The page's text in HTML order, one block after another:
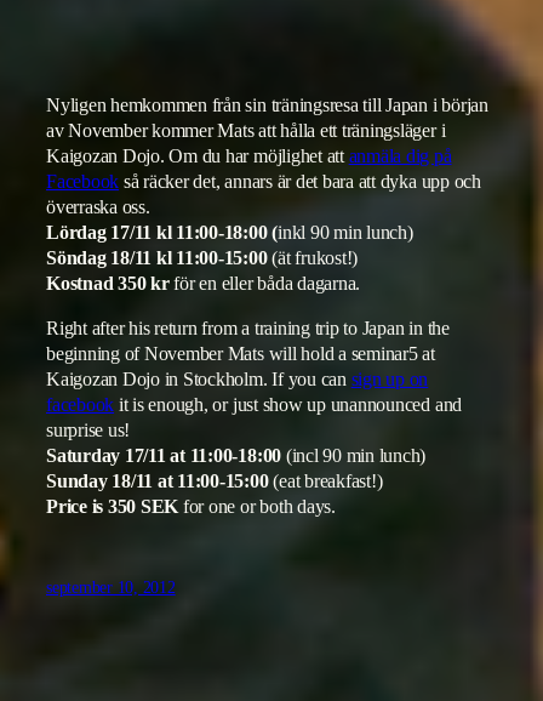
Nyligen hemkommen från sin träningsresa till Japan i början
av November kommer Mats att hålla ett träningsläger i
Kaigozan Dojo. Om du har möjlighet attanmäla dig på
Facebook så räcker det, annars är det bara att dyka upp och
överraska oss.
Lördag 17/11 kl 11:00-18:00 (inkl 90 min lunch)
Söndag 18/11 kl 11:00-15:00(ät frukost!)
Kostnad 350 krför en eller båda dagarna.
Right after his return from a training trip to Japan in the
beginning of November Mats will hold a seminar5 at
Kaigozan Dojo in Stockholm. If you can sign up on
facebook it is enough, or just show up unannounced and
surprise us!
Saturday 17/11 at 11:00-18:00 (incl 90 min lunch)
Sunday 18/11 at 11:00-15:00(eat breakfast!)
Price is 350 SEKfor one or both days.
september 10, 2012